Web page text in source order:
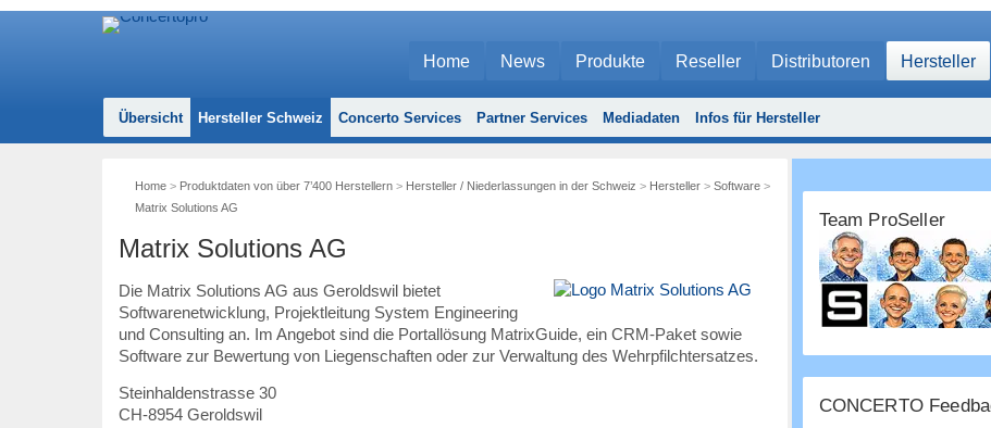
Home News Produkte Reseller Distributoren Hersteller
Übersicht Hersteller Schweiz Concerto Services Partner Services Mediadaten Infos für Hersteller
Home> Produktdaten von über 7’400 Herstellern> Hersteller / Niederlassungen in der Schweiz > Hersteller> Software>
Matrix Solutions AG
Matrix Solutions AG
Die Matrix Solutions AG aus Geroldswil bietet
Softwarenetwicklung, Projektleitung System Engineering
und Consulting an. Im Angebot sind die Portallösung MatrixGuide, ein CRM-Paket sowie
Software zur Bewertung von Liegenschaften oder zur Verwaltung des Wehrpfilchtersatzes.
Steinhaldenstrasse 30
CH-8954 Geroldswil
Team ProSeller
CONCERTO